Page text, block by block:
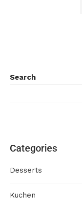
Search
Categories
Desserts
Kuchen